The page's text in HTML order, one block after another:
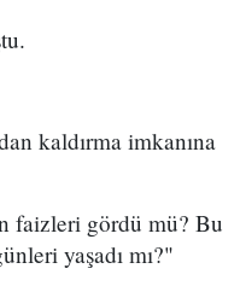
kaldırma imkanına
faizleri gördü mü? Bu
yaşadı mı?"